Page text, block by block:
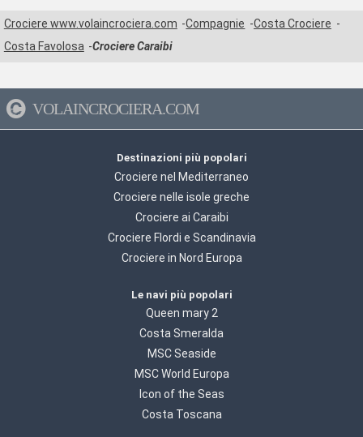
Crociere www.volaincrociera.com Compagnie
Costa Crociere
Costa Favolosa
Crociere Caraibi
VOLAINCROCIERA.COM
Destinazioni più popolari
Crociere nel Mediterraneo
Crociere nelle isole greche
Crociere ai Caraibi
Crociere Flordi e Scandinavia
Crociere in Nord Europa
Le navi più popolari
Queen mary 2
Costa Smeralda
MSC Seaside
MSC World Europa
Icon of the Seas
Costa Toscana